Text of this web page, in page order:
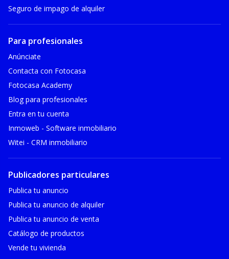
Seguro de impago de alquiler
Para profesionales
Anúnciate
Contacta con Fotocasa
Fotocasa Academy
Blog para profesionales
Entra en tu cuenta
Inmoweb - Software inmobiliario
Witei - CRM inmobiliario
Publicadores particulares
Publica tu anuncio
Publica tu anuncio de alquiler
Publica tu anuncio de venta
Catálogo de productos
Vende tu vivienda